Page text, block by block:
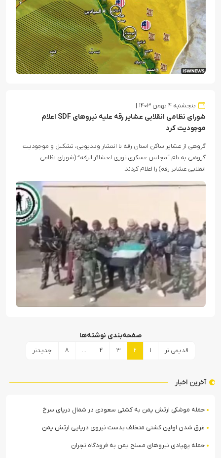
پنجشنبه ۴ بهمن ۱۴۰۳
شورای نظامی انقلابی عشایر رقه علیه نیروهای SDF اعلام
موجودیت کرد
گروهی از عشایر ساکن استان رقه با انتشار ویدیویی، تشکیل و موجودیت
گروهی به نام “مجلس عسکری ثوری لعشائر الرقه” (شورای نظامی
انقلابی عشایر رقه) را اعلام کردند.
صفحه‌بندی نوشته‌ها
قدیمی تر 1
2
3
4
…
8 جدیدتر
آخرین اخبار
حمله موشکی ارتش یمن به کشتی سعودی در شمال دریای سرخ
غرق شدن اولین کشتی متخلف بدست نیروی دریایی ارتش یمن
حمله پهپادی نیروهای مسلح یمن به فرودگاه نجران